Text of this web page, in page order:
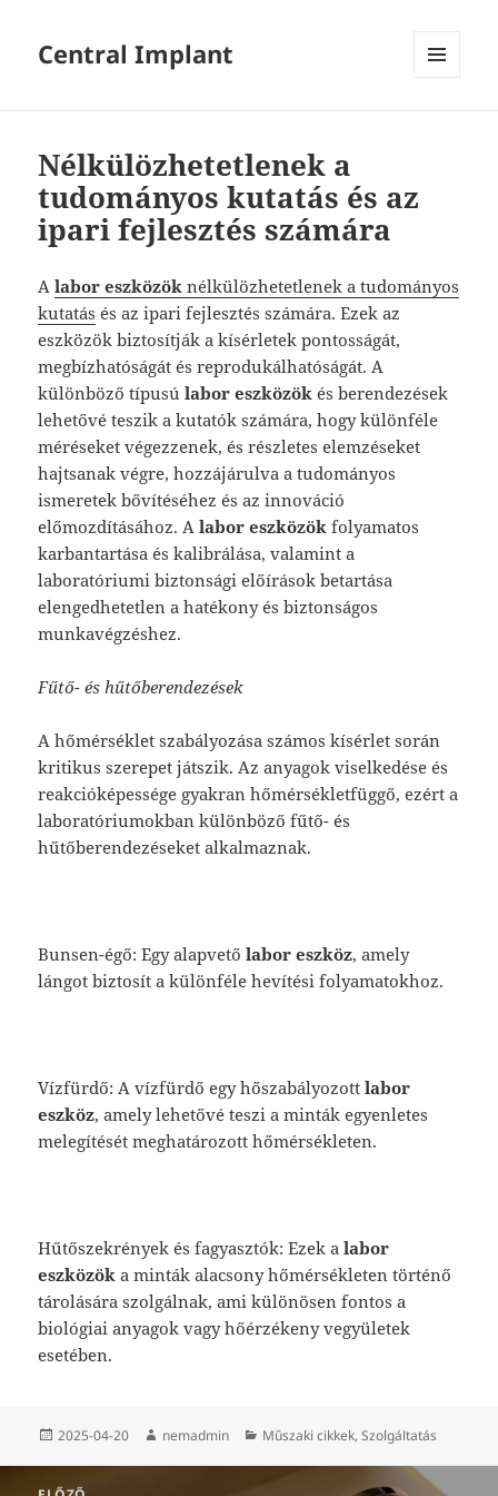
Central Implant
Nélkülözhetetlenek a
tudományos kutatás és az
ipari fejlesztés számára
Alabor eszközök nélkülözhetetlenek a tudományos
kutatás és az ipari fejlesztés számára. Ezek az
eszközök biztosítják a kísérletek pontosságát,
megbízhatóságát és reprodukálhatóságát.A
különböző típusúlabor eszközök és berendezések
lehetővé teszik a kutatók számára, hogy különféle
méréseket végezzenek, és részletes elemzéseket
hajtsanak végre, hozzájárulva a tudományos
ismeretek bővítéséhez és az innováció
előmozdításához. Alabor eszközök folyamatos
karbantartása és kalibrálása, valamint a
laboratóriumi biztonsági előírások betartása
elengedhetetlen a hatékony és biztonságos
munkavégzéshez.
Fűtő- és hűtőberendezések
A hőmérséklet szabályozása számos kísérlet során
kritikus szerepet játszik. Az anyagok viselkedése és
reakcióképessége gyakran hőmérsékletfüggő, ezért a
laboratóriumokban különböző fűtő- és
hűtőberendezéseket alkalmaznak.
Bunsen-égő: Egy alapvetőlabor eszköz, amely
lángot biztosít a különféle hevítési folyamatokhoz.
Vízfürdő: A vízfürdő egy hőszabályozottlabor
eszköz, amely lehetővé teszi a minták egyenletes
melegítését meghatározott hőmérsékleten.
Hűtőszekrények és fagyasztók: Ezek alabor
eszközök a minták alacsony hőmérsékleten történő
tárolására szolgálnak, ami különösen fontos a
biológiai anyagok vagy hőérzékeny vegyületek
esetében.
Közzétéve
2025-04-20 Szerző
nemadmin Kategória
Műszaki cikkek,Szolgáltatás